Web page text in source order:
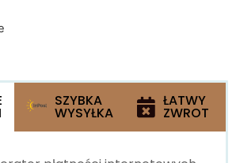
SZYBKA
WYSYŁKA
ŁATWY
ZWROT